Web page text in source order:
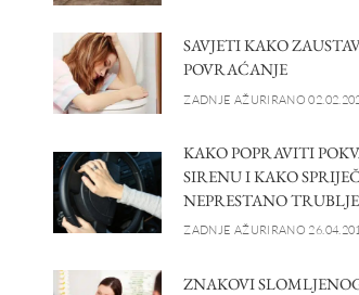
SAVJETI KAKO
POVRAĆANJE
ZADNJE AŽURIRANO
KAKO POPRAVITI
SIRENU I KAKO
NEPRESTANO
ZADNJE AŽURIRANO
ZNAKOVI